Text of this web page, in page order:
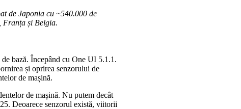
de Japonia cu ~540.000 de
Franța și Belgia.
bază. Începând cu One UI 5.1.1.
și oprirea senzorului de
de mașină.
de mașină. Nu putem decât
Deoarece senzorul există, viitorii